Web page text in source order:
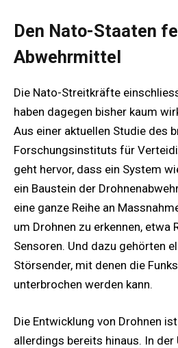
Den Nato-Staaten
Abwehrmittel
Die Nato-Streitkräfte
haben dagegen bisher kaum
Aus einer aktuellen Studie des
Forschungsinstituts für
geht hervor, dass ein System
ein Baustein der
eine ganze Reihe an
um Drohnen zu erkennen, etwa
Sensoren. Und dazu gehörten
Störsender, mit denen die
unterbrochen werden kann.
Die Entwicklung von Drohnen
allerdings bereits hinaus. In